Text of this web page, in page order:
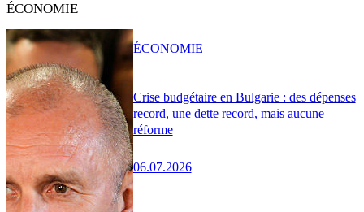
ÉCONOMIE
Crise budgétaire en Bulgarie : des dépenses
record, une dette record, mais aucune
réforme
06.07.2026
ÉCONOMIE